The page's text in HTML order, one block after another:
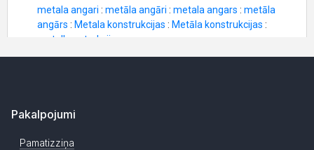
Pakalpojumi
Pamatizziņa